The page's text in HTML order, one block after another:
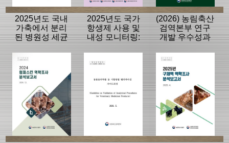
2025년도 국내
가축에서 분리
된 병원성 세균
모니터링 결과
2025년도 국가
항생제 사용 및
내성 모니터링:
(2026) 농림축산
검역본부 연구
개발 우수성과